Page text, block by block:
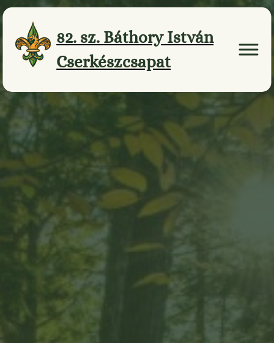
Ugrás
tartalomhoz82. sz. Báthory István
Cserkészcsapat